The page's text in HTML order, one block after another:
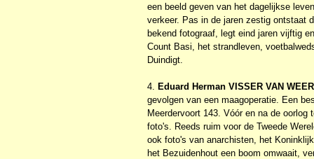
een beeld geven van het dagelijkse
verkeer. Pas in de jaren zestig ontstaat
bekend fotograaf, legt eind jaren vijftig
Count Basi, het strandleven,
Duindigt.
4. Eduard Herman VISSER VAN
gevolgen van een maagoperatie. Een
Meerdervoort 143. Vóór en na de
foto's. Reeds ruim voor de Tweede
ook foto's van anarchisten, het
het Bezuidenhout een boom omwaait,